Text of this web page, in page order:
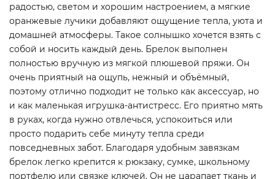
радостью, светом и хорошим настроением, а мягкие
оранжевые лучики добавляют ощущение тепла, уюта и
домашней атмосферы. Такое солнышко хочется взять с
собой и носить каждый день. Брелок выполнен
полностью вручную из мягкой плюшевой пряжи. Он
очень приятный на ощупь, нежный и объёмный,
поэтому отлично подходит не только как аксессуар, но
и как маленькая игрушка-антистресс. Его приятно мять
в руках, когда нужно отвлечься, успокоиться или
просто подарить себе минуту тепла среди
повседневных забот. Благодаря удобным завязкам
брелок легко крепится к рюкзаку, сумке, школьному
портфелю или связке ключей. Он не царапает ткань и